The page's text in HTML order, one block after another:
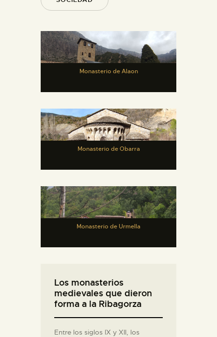
Monasterio de Alaon
Monasterio de Obarra
Monasterio de Urmella
Los monasterios
medievales que dieron
forma a la Ribagorza
Entre los siglos IX y XII, los